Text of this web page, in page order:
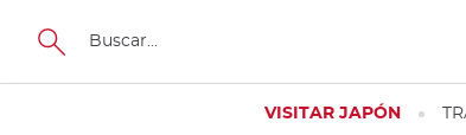
Tamaño
VISITAR JAPÓN